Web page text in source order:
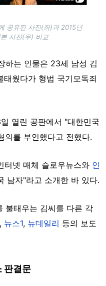
공유된 사진(좌)과 2015년
사진(우) 비교
하는 인물은 23세 남성 김
웠다가 형법 국기모독죄
열린 공판에서 "대한민국
의를 부인했다고 전했다.
터넷 매체 슬로우뉴스와 인
남자"라고 소개한 바 있다.
불태우는 김씨를 다른 각
, 뉴스1, 뉴데일리 등의 보도
판결문